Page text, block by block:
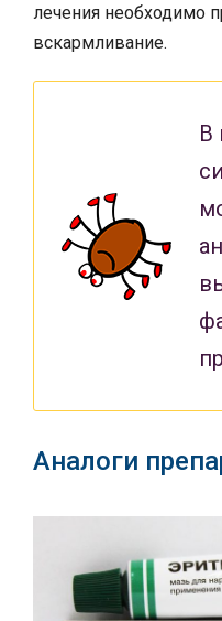
лечения необходимо
вскармливание.
В
Аналоги